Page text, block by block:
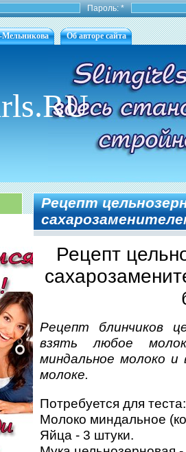
Пароль:*
Мельникова Об авторе сайта
Рецепт
Рецепт
Рецепт блинчиков
взять любое
миндальное молоко
молоке.
Потребуется для теста:
Молоко миндальное
Яйца - 3 штуки.